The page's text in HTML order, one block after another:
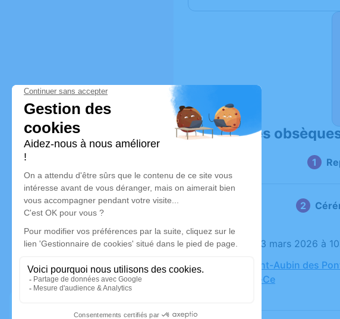
Déroulé des
Le lundi 23 mars 2026 à
Eglise Saint-Aubin des
Ponts-de-Ce